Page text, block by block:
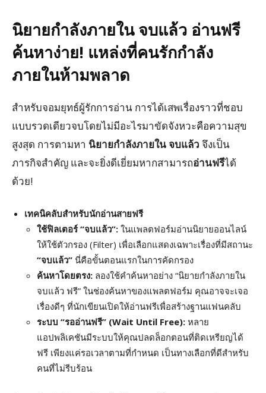
นิยายกำลังภายในจบแล้ว อ่านฟรี
ค้นหาง่าย! แหล่งที่คนรักกำลัง
ภายในห้ามพลาด
สำหรับจอมยุทธ์ผู้รักการอ่าน การได้เสพเรื่องราวที่ชอบ
แบบรวดเดียวจบโดยไม่มีอะไรมาขัดจังหวะคือความสุข
สูงสุด การตามหา นิยายกำลังภายใน จบแล้ว จึงเป็น
ภารกิจสำคัญ และจะยิ่งดีเยี่ยมหากสามารถอ่านฟรีได้
ด้วย!
เทคนิคลับสำหรับนักอ่านสายฟรี
ใช้ฟิลเตอร์ “จบแล้ว”: ในแพลตฟอร์มอ่านนิยายออนไลน์
ให้ใช้ตัวกรอง (Filter) เพื่อเลือกแสดงเฉพาะเรื่องที่มีสถานะ
“จบแล้ว” นี่คือขั้นตอนแรกในการคัดกรอง
ค้นหาโดยตรง: ลองใช้คำค้นหาอย่าง “นิยายกำลังภายใน
จบแล้ว ฟรี” ในช่องค้นหาของแพลตฟอร์ม คุณอาจจะเจอ
เรื่องดีๆ ที่นักเขียนเปิดให้อ่านฟรีเพื่อสร้างฐานแฟนคลับ
ระบบ “รออ่านฟรี” (Wait Until Free): หลาย
แอปพลิเคชันมีระบบให้คุณปลดล็อกตอนที่ติดเหรียญได้
ฟรี เพียงแค่รอเวลาตามที่กำหนด เป็นทางเลือกที่ดีสำหรับ
คนที่ไม่รีบร้อน